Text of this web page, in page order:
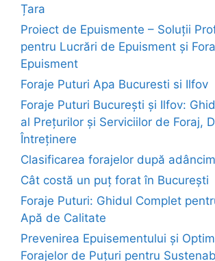
Țara
Proiect de Epuismente – Soluții
pentru Lucrări de Epuisment și
Epuisment
Foraje Puturi Apa Bucuresti si Ilfov
Foraje Puturi București și Ilfov:
al Prețurilor și Serviciilor de Foraj,
Întreținere
Clasificarea forajelor după
Cât costă un puț forat în București
Foraje Puturi: Ghidul Complet
Apă de Calitate
Prevenirea Epuisementului și
Forajelor de Puțuri pentru